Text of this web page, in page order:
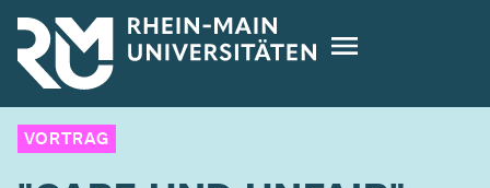
Direkt
zum
Inhalt
VORTRAG